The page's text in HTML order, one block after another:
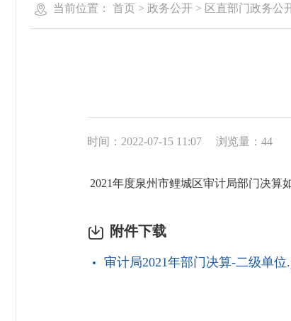
当前位置： 首页 > 政务公开 > 区直部门政务公
时间：2022-07-15 11:07 浏览量： 44
2021年度泉州市鲤城区审计局部门决算
附件下载
审计局2021年部门决算-二级单位